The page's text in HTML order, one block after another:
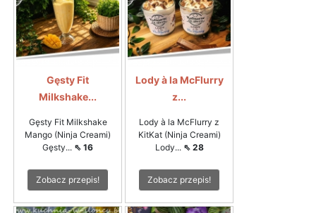
Gęsty Fit
Milkshake...
Gęsty Fit Milkshake
Mango (Ninja Creami)
Gęsty... ⇖ 16
Zobacz przepis!
Lody à la McFlurry
z...
Lody à la McFlurry z
KitKat (Ninja Creami)
Lody... ⇖ 28
Zobacz przepis!